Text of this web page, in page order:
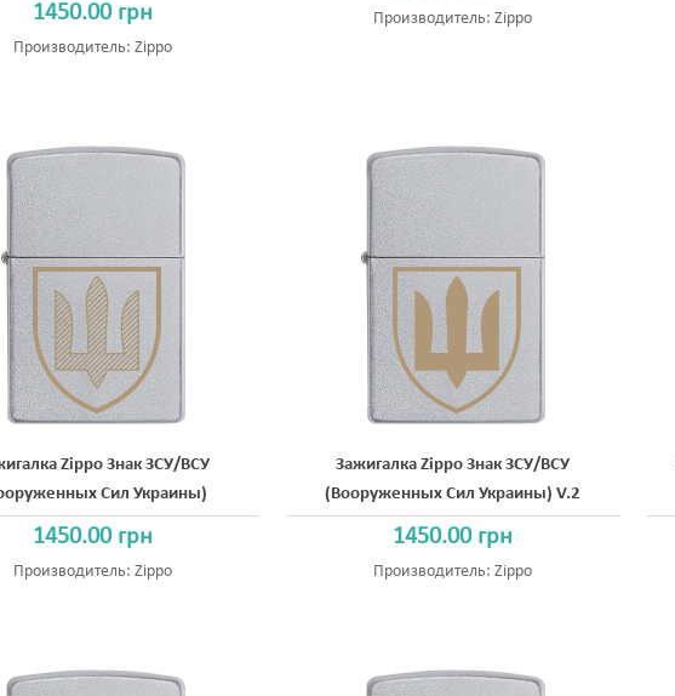
1450.00 грн
Производитель:Zippo
Производитель:Zippo
Zippo Знак ЗСУ/ВСУ
Сил Украины)
1450.00 грн
Производитель:Zippo
Зажигалка Zippo Знак ЗСУ/ВСУ
(Вооруженных Сил Украины) V.2
1450.00 грн
Производитель:Zippo